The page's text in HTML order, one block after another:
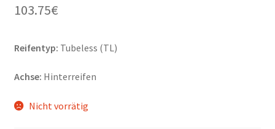
103.75€
Reifentyp: Tubeless (TL)
Achse: Hinterreifen
Nicht vorrätig